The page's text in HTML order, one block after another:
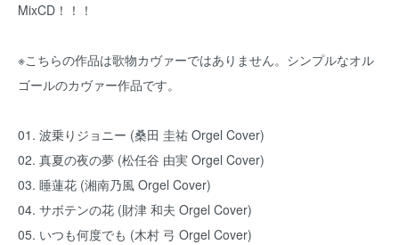
MixCD！！！
※こちらの作品は歌物カヴァーではありません。シンプルなオル
ゴールのカヴァー作品です。
01. 波乗りジョニー (桑田 圭祐 Orgel Cover)
02. 真夏の夜の夢 (松任谷 由実 Orgel Cover)
03. 睡蓮花 (湘南乃風 Orgel Cover)
04. サボテンの花 (財津 和夫 Orgel Cover)
05. いつも何度でも (木村 弓 Orgel Cover)